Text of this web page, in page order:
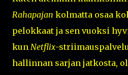
Rahapajan kolmatta osaa
pelokkaat ja sen vuoksi
kun Netflix-
hallinnan sarjan jatkosta,